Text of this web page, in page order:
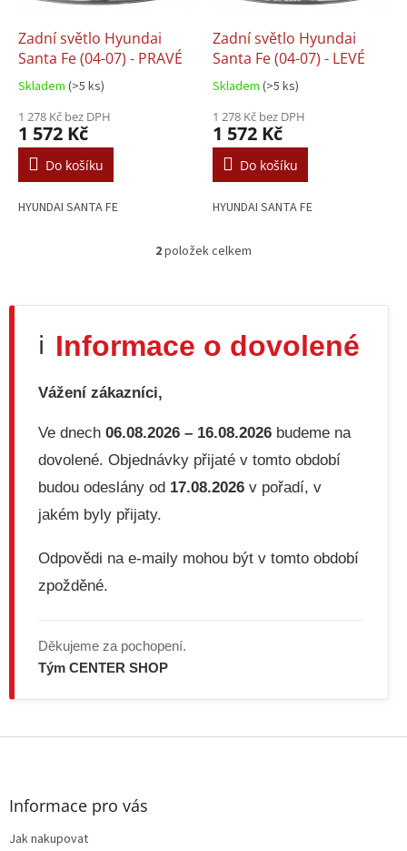
d
u
Zadní světlo Hyundai
Santa Fe (04-07) - PRAVÉ
Skladem (>5 ks)
1 278 Kč bez DPH
1 572 Kč
Do košíku
HYUNDAI SANTA FE
Zadní světlo Hyundai
Santa Fe (04-07) - LEVÉ
Skladem (>5 ks)
1 278 Kč bez DPH
1 572 Kč
Do košíku
HYUNDAI SANTA FE
O
á
a
c
v
k
y
v
s
u
2položek celkem
ℹ️ Informace o dovolené
Vážení zákazníci,
Ve dnech 06.08.2026 – 16.08.2026 budeme na
dovolené. Objednávky přijaté v tomto období
budou odeslány od 17.08.2026 v pořadí, v
jakém byly přijaty.
Odpovědi na e-maily mohou být v tomto období
zpožděné.
Děkujeme za pochopení.
Tým CENTER SHOP
Z
Informace pro vás
Jak nakupovat